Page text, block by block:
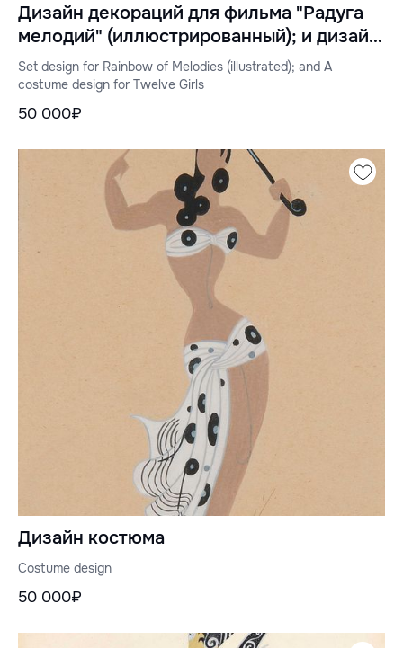
Дизайн декораций для фильма "Радуга
мелодий" (иллюстрированный); и дизайн
костюмов для "Двенадцати девочек"
Set design for Rainbow of Melodies (illustrated); and A
costume design for Twelve Girls
50 000₽
Дизайн костюма
Costume design
50 000₽